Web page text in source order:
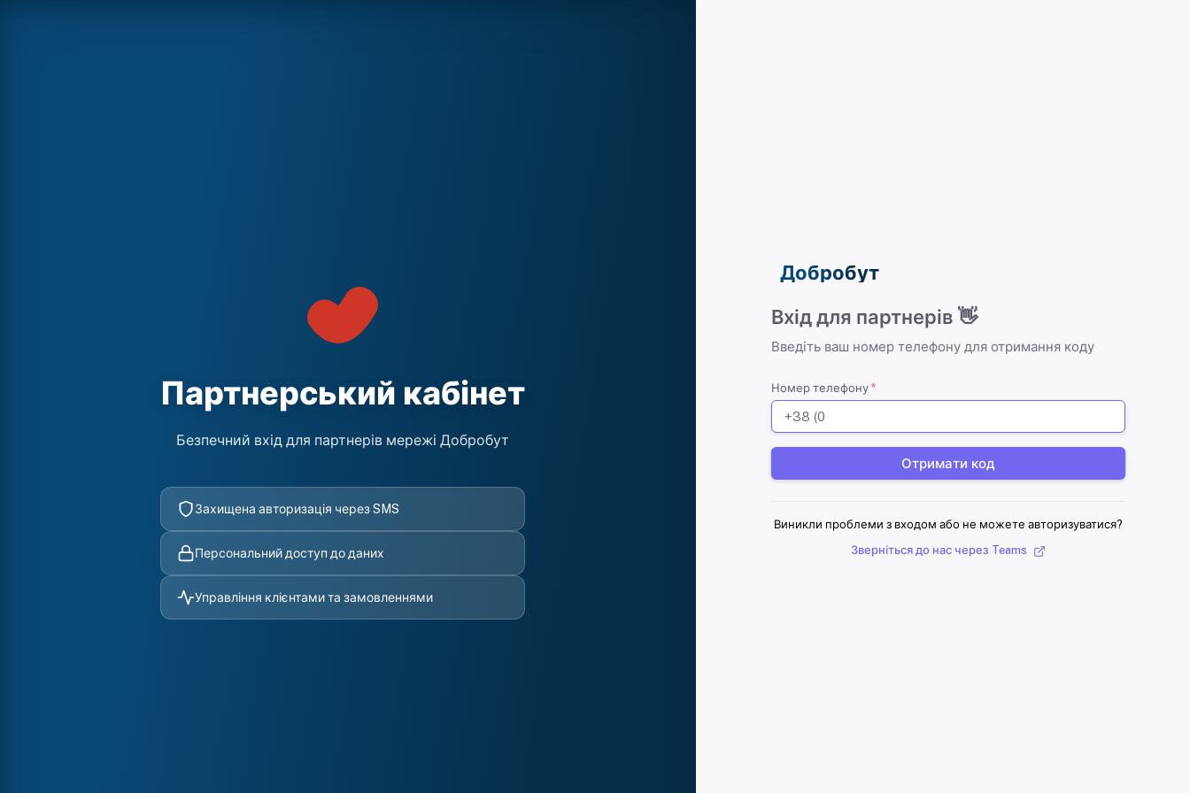
Партнерський кабінет
Безпечний вхід для партнерів мережі Добробут
Захищена авторизація через SMS
Персональний доступ до даних
Управління клієнтами та замовленнями
Добробут
Вхід для партнерів 👋
Введіть ваш номер телефону для отримання коду
Номер телефону *
Отримати код
Виникли проблеми з входом або не можете авторизуватися?
Зверніться до нас через Teams